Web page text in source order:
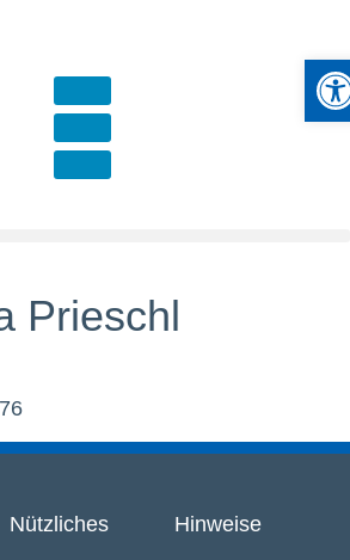
Prieschl
Nützliches Hinweise